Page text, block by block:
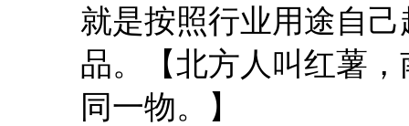
就是按照行业用途自
品。【北方人叫红薯
同一物。】